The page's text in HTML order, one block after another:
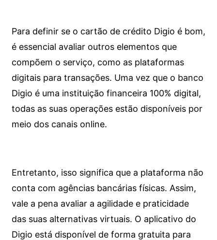
Para definir se o cartão de crédito Digio é bom,
é essencial avaliar outros elementos que
compõem o serviço, como as plataformas
digitais para transações. Uma vez que o banco
Digio é uma instituição financeira 100% digital,
todas as suas operações estão disponíveis por
meio dos canais online.
Entretanto, isso significa que a plataforma não
conta com agências bancárias físicas. Assim,
vale a pena avaliar a agilidade e praticidade
das suas alternativas virtuais. O aplicativo do
Digio está disponível de forma gratuita para